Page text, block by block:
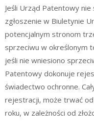
Jeśli Urząd Patentowy
zgłoszenie w Biuletynie
potencjalnym stronom
sprzeciwu w określonym
jeśli nie wniesiono
Patentowy dokonuje
świadectwo ochronne.
rejestracji, może trwać
roku, w zależności od